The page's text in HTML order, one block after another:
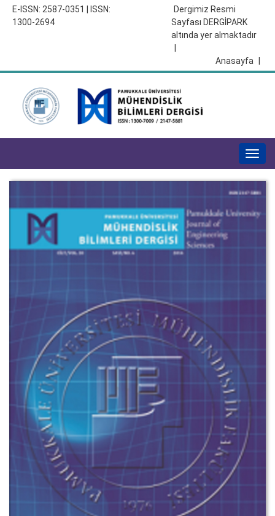
E-ISSN: 2587-0351 | ISSN:
1300-2694
Dergimiz Resmi
Sayfası DERGİPARK
altında yer almaktadır
Anasayfa